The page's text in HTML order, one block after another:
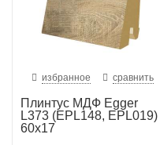
избранное сравнить
Плинтус МДФ Egger
L373 (EPL148, EPL019)
60х17